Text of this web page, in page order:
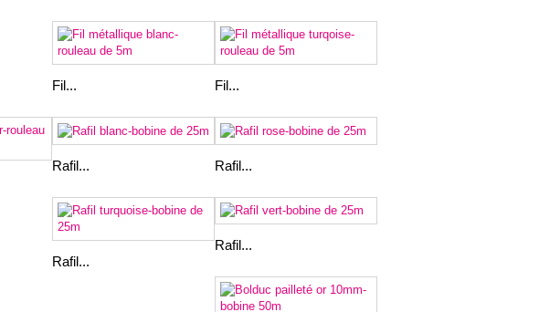
Fil... Fil...
Rafil... Rafil...
Rafil...
Rafil...